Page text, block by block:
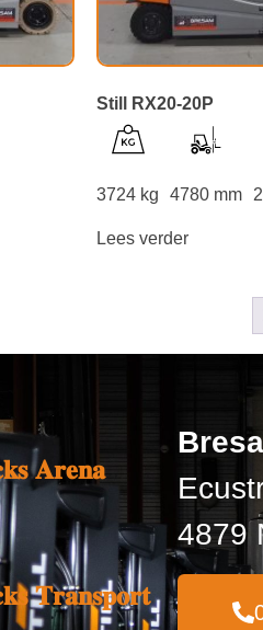
Still RX20-20P
3724 kg 4780 mm
Lees verder
𝐀𝐫𝐞𝐧𝐚
𝐓𝐫𝐚𝐧𝐬𝐩𝐨𝐫𝐭
4879